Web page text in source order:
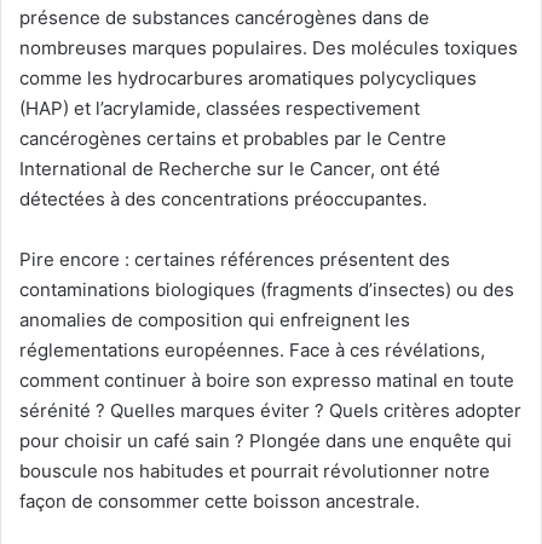
présence de substances cancérogènes dans de
nombreuses marques populaires. Des molécules toxiques
comme les hydrocarbures aromatiques polycycliques
(HAP) et l’acrylamide, classées respectivement
cancérogènes certains et probables par le Centre
International de Recherche sur le Cancer, ont été
détectées à des concentrations préoccupantes.
Pire encore : certaines références présentent des
contaminations biologiques (fragments d’insectes) ou des
anomalies de composition qui enfreignent les
réglementations européennes. Face à ces révélations,
comment continuer à boire son expresso matinal en toute
sérénité ? Quelles marques éviter ? Quels critères adopter
pour choisir un café sain ? Plongée dans une enquête qui
bouscule nos habitudes et pourrait révolutionner notre
façon de consommer cette boisson ancestrale.